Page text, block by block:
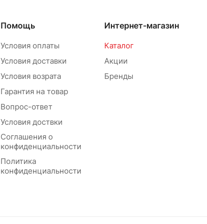
Помощь
Условия оплаты
Условия доставки
Условия возрата
Гарантия на товар
Вопрос-ответ
Условия доствки
Соглашения о
конфиденциальности
Политика
конфиденциальности
Интернет-магазин
Каталог
Акции
Бренды